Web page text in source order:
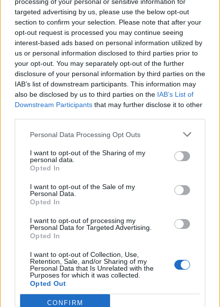
targeted advertising by us, please use the below opt-out
section to confirm your selection. Please note that after your
opt-out request is processed you may continue seeing
interest-based ads based on personal information utilized by
us or personal information disclosed to third parties prior to
your opt-out. You may separately opt-out of the further
disclosure of your personal information by third parties on the
IAB’s list of downstream participants. This information may
also be disclosed by us to third parties on the IAB’s List of
Downstream Participants that may further disclose it to other
Personal Data Processing Opt Outs
I want to opt-out of the Sharing of my
personal data.
Opted In
I want to opt-out of the Sale of my
Personal Data.
Opted In
I want to opt-out of processing my
Personal Data for Targeted Advertising.
Opted In
I want to opt-out of Collection, Use,
Retention, Sale, and/or Sharing of my
Personal Data that Is Unrelated with the
Purposes for which it was collected.
Opted Out
CONFIRM
partecipare al Campionato Top12 qualora
venisse contatta per un ripescaggio."